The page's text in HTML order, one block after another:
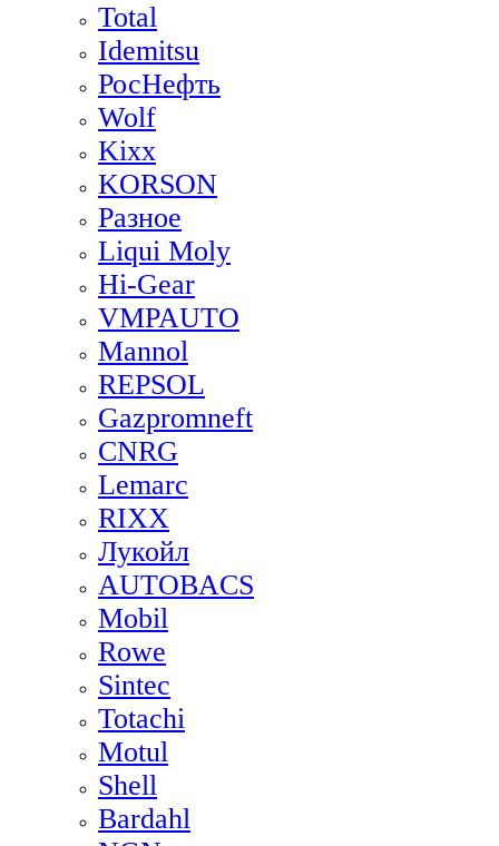
Total
Idemitsu
РосНефть
Wolf
Kixx
KORSON
Разное
Liqui Moly
Hi-Gear
VMPAUTO
Mannol
REPSOL
Gazpromneft
CNRG
Lemarc
RIXX
Лукойл
AUTOBACS
Mobil
Rowe
Sintec
Totachi
Motul
Shell
Bardahl